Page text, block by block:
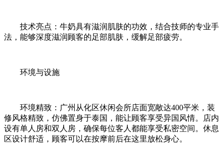
技术亮点：牛奶具有滋润肌肤的功效，结合技师的专业手
法，能够深度滋润顾客的足部肌肤，缓解足部疲劳。
环境与设施
环境精致：广州从化区休闲会所店面宽敞达400平米，装
修风格精致，仿佛置身于泰国，能让顾客享受异国风情。店内
设有单人房和双人房，确保每位客人都能享受私密空间。休息
区设计舒适，顾客可以在按摩前后在这里放松身心。